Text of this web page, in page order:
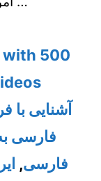
with 500
آشنایی با
فارسی
فارسی,